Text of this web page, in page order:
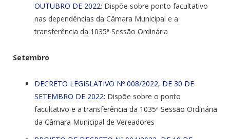
OUTUBRO DE 2022: Dispõe sobre ponto facultativo
nas dependências da Câmara Municipal e a
transferência da 1035ª Sessão Ordinária
Setembro
DECRETO LEGISLATIVO Nº 008/2022, DE 30 DE
SETEMBRO DE 2022: Dispõe sobre o ponto
facultativo e a transferência da 1035ª Sessão Ordinária
da Câmara Municipal de Vereadores